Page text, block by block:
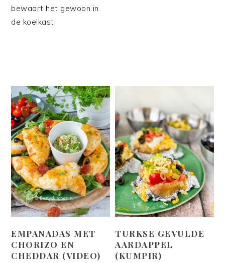
bewaart het gewoon in
de koelkast.
EMPANADAS MET
CHORIZO EN
CHEDDAR (VIDEO)
TURKSE GEVULDE
AARDAPPEL
(KUMPIR)